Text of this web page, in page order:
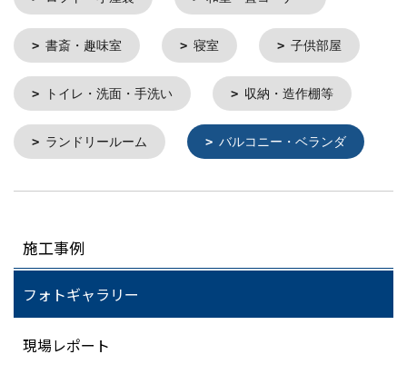
書斎・趣味室 寝室 子供部屋
トイレ・洗面・手洗い 収納・造作棚等
ランドリールーム バルコニー・ベランダ
施工事例
フォトギャラリー
現場レポート